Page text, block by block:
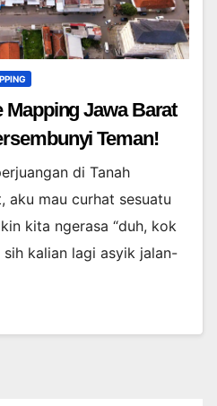
Mapping Jawa Barat
Teman!
di Tanah
aku mau curhat sesuatu
kita ngerasa “duh, kok
sih kalian lagi asyik jalan-